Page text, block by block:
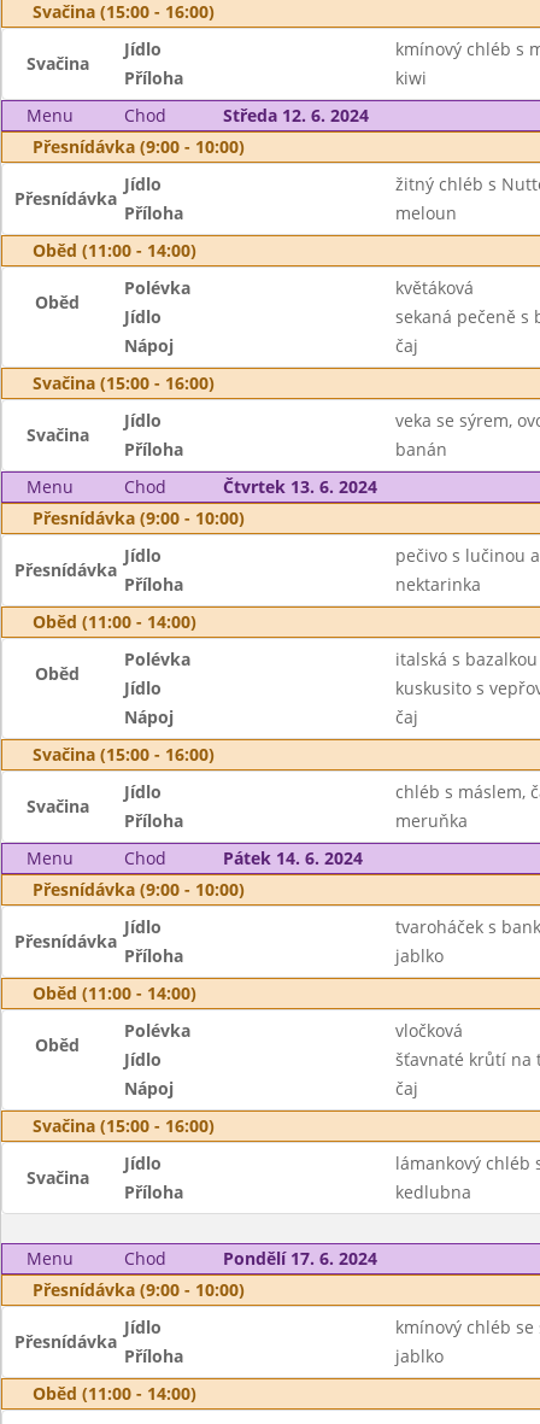
Svačina (15:00 - 16:00)
Svačina
Jídlo
kmínový chléb s
Příloha
kiwi
Menu
Chod
Středa 12. 6. 2024
Přesnídávka (9:00 - 10:00)
Přesnídávka
Jídlo
žitný chléb s
Příloha
meloun
Oběd (11:00 - 14:00)
Oběd
Polévka
květáková
Jídlo
sekaná pečeně s
Nápoj
čaj
Svačina (15:00 - 16:00)
Svačina
Jídlo
veka se sýrem,
Příloha
banán
Menu
Chod
Čtvrtek 13. 6. 2024
Přesnídávka (9:00 - 10:00)
Přesnídávka
Jídlo
pečivo s lučinou
Příloha
nektarinka
Oběd (11:00 - 14:00)
Oběd
Polévka
italská s bazalkou
Jídlo
kuskusito s
Nápoj
čaj
Svačina (15:00 - 16:00)
Svačina
Jídlo
chléb s máslem,
Příloha
meruňka
Menu
Chod
Pátek 14. 6. 2024
Přesnídávka (9:00 - 10:00)
Přesnídávka
Jídlo
tvaroháček s
Příloha
jablko
Oběd (11:00 - 14:00)
Oběd
Polévka
vločková
Jídlo
šťavnaté krůtí na
Nápoj
čaj
Svačina (15:00 - 16:00)
Svačina
Jídlo
lámankový chléb
Příloha
kedlubna
Menu Chod
Pondělí 17. 6. 2024
Přesnídávka (9:00 - 10:00)
Přesnídávka
Jídlo
kmínový chléb
Příloha
jablko
Oběd (11:00 - 14:00)